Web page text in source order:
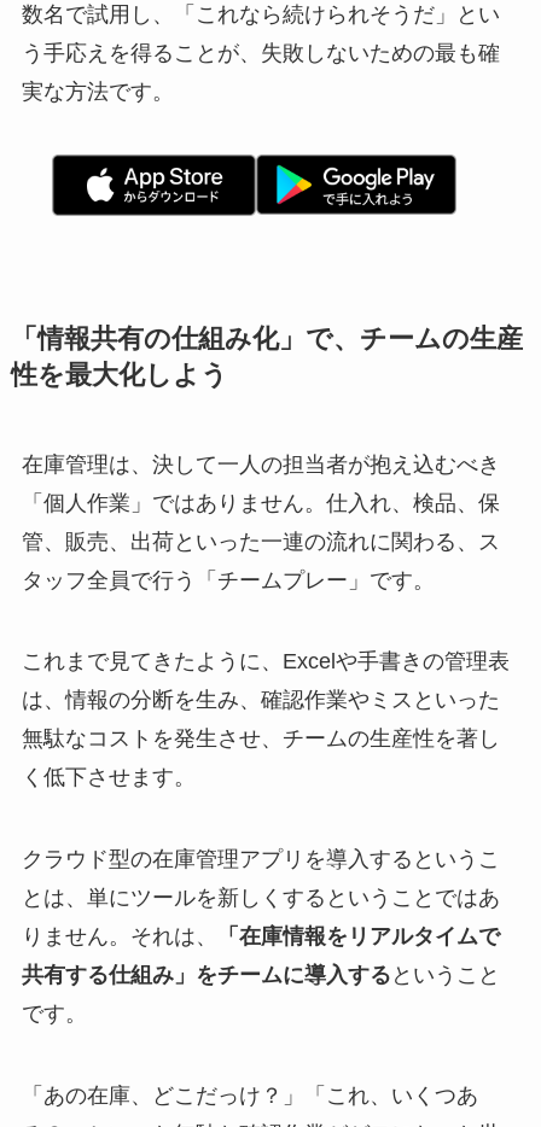
数名で試用し、「これなら続けられそうだ」とい
う手応えを得ることが、失敗しないための最も確
実な方法です。
「情報共有の仕組み化」で、チームの生産
性を最大化しよう
在庫管理は、決して一人の担当者が抱え込むべき
「個人作業」ではありません。仕入れ、検品、保
管、販売、出荷といった一連の流れに関わる、ス
タッフ全員で行う「チームプレー」です。
これまで見てきたように、Excelや手書きの管理表
は、情報の分断を生み、確認作業やミスといった
無駄なコストを発生させ、チームの生産性を著し
く低下させます。
クラウド型の在庫管理アプリを導入するというこ
とは、単にツールを新しくするということではあ
りません。それは、
「在庫情報をリアルタイムで
共有する仕組み」をチームに導入する ということ
です。
「あの在庫、どこだっけ？」「これ、いくつあ